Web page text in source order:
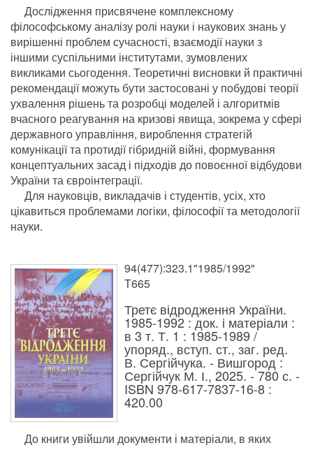
Дослідження присвячене комплексному
філософському аналізу ролі науки і наукових знань у
вирішенні проблем сучасності, взаємодії науки з
іншими суспільними інститутами, зумовлених
викликами сьогодення. Теоретичні висновки й практичні
рекомендації можуть бути застосовані у побудові теорії
ухвалення рішень та розробці моделей і алгоритмів
вчасного реагування на кризові явища, зокрема у сфері
державного управління, вироблення стратегій
комунікації та протидії гібридній війні, формування
концептуальних засад і підходів до повоєнної відбудови
України та євроінтеграції.
Для науковців, викладачів і студентів, усіх, хто
цікавиться проблемами логіки, філософії та методології
науки.
94(477):323.1"1985/1992"
Т665
Третє відродження України.
1985-1992 : док. і матеріали :
в 3 т. Т. 1 : 1985-1989 /
упоряд., вступ. ст., заг. ред.
В. Сергійчука. - Вишгород :
Сергійчук М. І., 2025. - 780 с. -
ISBN 978-617-7837-16-8 :
420.00
До книги увійшли документи і матеріали, в яких